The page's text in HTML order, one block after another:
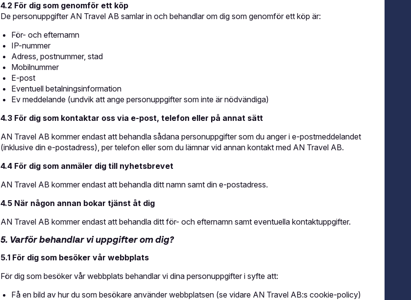
4.2 För dig som genomför ett köp
De personuppgifter AN Travel AB samlar in och behandlar om dig som genomför ett köp är:
För- och efternamn
IP-nummer
Adress, postnummer, stad
Mobilnummer
E-post
Eventuell betalningsinformation
Ev meddelande (undvik att ange personuppgifter som inte är nödvändiga)
4.3 För dig som kontaktar oss via e-post, telefon eller på annat sätt
AN Travel AB kommer endast att behandla sådana personuppgifter som du anger i e-postmeddelandet
(inklusive din e-postadress), per telefon eller som du lämnar vid annan kontakt med AN Travel AB.
4.4 För dig som anmäler dig till nyhetsbrevet
AN Travel AB kommer endast att behandla ditt namn samt din e-postadress.
4.5 När någon annan bokar tjänst åt dig
AN Travel AB kommer endast att behandla ditt för- och efternamn samt eventuella kontaktuppgifter.
5. Varför behandlar vi uppgifter om dig?
5.1 För dig som besöker vår webbplats
För dig som besöker vår webbplats behandlar vi dina personuppgifter i syfte att:
Få en bild av hur du som besökare använder webbplatsen (se vidare AN Travel AB:s cookie-policy)